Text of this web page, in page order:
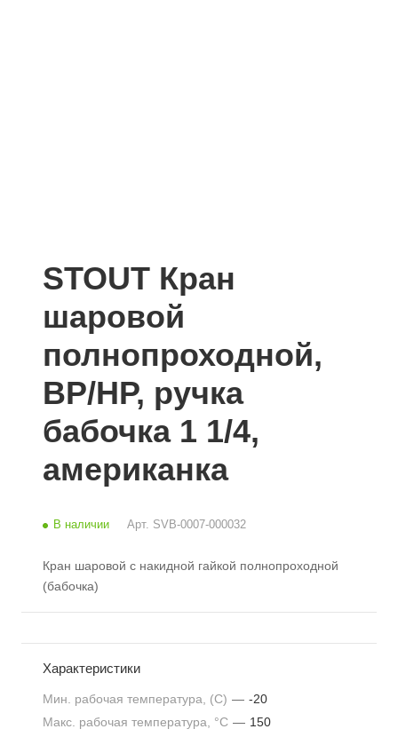
STOUT Кран
шаровой
полнопроходной,
ВР/НР, ручка
бабочка 1 1/4,
американка
В наличии Арт. SVB-0007-000032
Кран шаровой с накидной гайкой полнопроходной
(бабочка)
Характеристики
Мин. рабочая температура, (С) — -20
Макс. рабочая температура, °С — 150